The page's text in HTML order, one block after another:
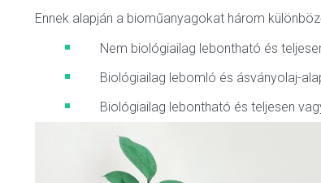
Ennek alapján a bioműanyagokat három
Nem biológiailag lebontható és
Biológiailag lebomló és ásványolaj-
Biológiailag lebontható és teljesen